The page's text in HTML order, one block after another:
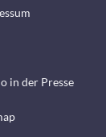
in der Presse